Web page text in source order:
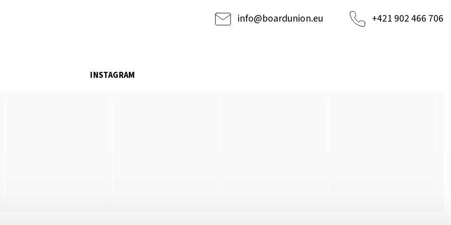
info@boardunion.eu +421 902 466 706
INSTAGRAM